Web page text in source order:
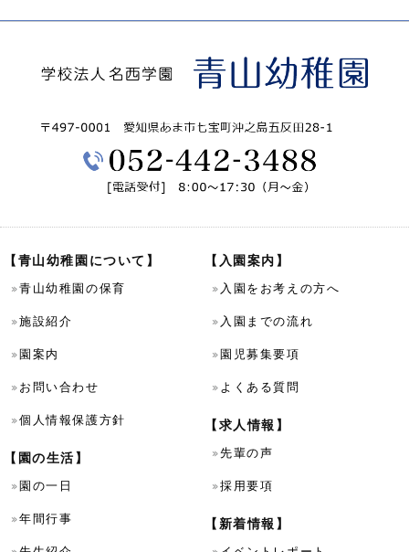
【青山幼稚園について】
青山幼稚園の保育
施設紹介
園案内
お問い合わせ
個人情報保護方針
【園の生活】
園の一日
年間行事
【入園案内】
入園をお考えの方へ
入園までの流れ
園児募集要項
よくある質問
【求人情報】
先輩の声
採用要項
【新着情報】